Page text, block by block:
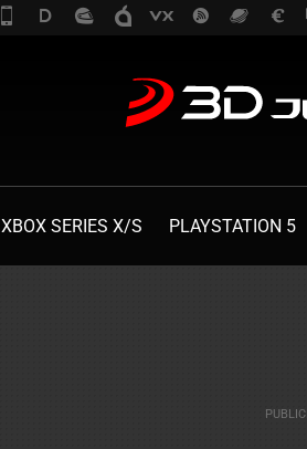
XBOX SERIES X/S PLAYSTATION 5